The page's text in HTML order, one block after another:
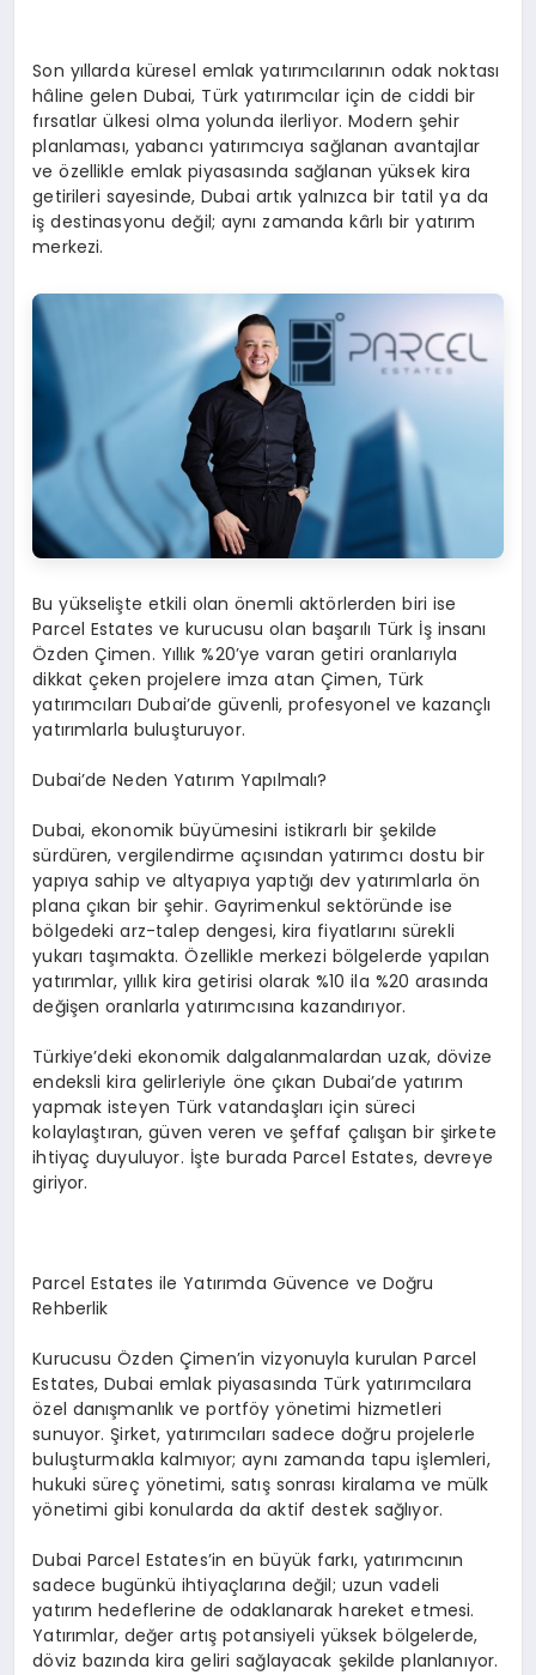
Son yıllarda küresel emlak yatırımcılarının odak noktası
hâline gelen Dubai, Türk yatırımcılar için de ciddi bir
fırsatlar ülkesi olma yolunda ilerliyor. Modern şehir
planlaması, yabancı yatırımcıya sağlanan avantajlar
ve özellikle emlak piyasasında sağlanan yüksek kira
getirileri sayesinde, Dubai artık yalnızca bir tatil ya da
iş destinasyonu değil; aynı zamanda kârlı bir yatırım
merkezi.
Bu yükselişte etkili olan önemli aktörlerden biri ise
Parcel Estates ve kurucusu olan başarılı Türk İş insanı
Özden Çimen. Yıllık %20’ye varan getiri oranlarıyla
dikkat çeken projelere imza atan Çimen, Türk
yatırımcıları Dubai’de güvenli, profesyonel ve kazançlı
yatırımlarla buluşturuyor.
Dubai’de Neden Yatırım Yapılmalı?
Dubai, ekonomik büyümesini istikrarlı bir şekilde
sürdüren, vergilendirme açısından yatırımcı dostu bir
yapıya sahip ve altyapıya yaptığı dev yatırımlarla ön
plana çıkan bir şehir. Gayrimenkul sektöründe ise
bölgedeki arz-talep dengesi, kira fiyatlarını sürekli
yukarı taşımakta. Özellikle merkezi bölgelerde yapılan
yatırımlar, yıllık kira getirisi olarak %10 ila %20 arasında
değişen oranlarla yatırımcısına kazandırıyor.
Türkiye’deki ekonomik dalgalanmalardan uzak, dövize
endeksli kira gelirleriyle öne çıkan Dubai’de yatırım
yapmak isteyen Türk vatandaşları için süreci
kolaylaştıran, güven veren ve şeffaf çalışan bir şirkete
ihtiyaç duyuluyor. İşte burada Parcel Estates, devreye
giriyor.
Parcel Estates ile Yatırımda Güvence ve Doğru
Rehberlik
Kurucusu Özden Çimen’in vizyonuyla kurulan Parcel
Estates, Dubai emlak piyasasında Türk yatırımcılara
özel danışmanlık ve portföy yönetimi hizmetleri
sunuyor. Şirket, yatırımcıları sadece doğru projelerle
buluşturmakla kalmıyor; aynı zamanda tapu işlemleri,
hukuki süreç yönetimi, satış sonrası kiralama ve mülk
yönetimi gibi konularda da aktif destek sağlıyor.
Dubai Parcel Estates’in en büyük farkı, yatırımcının
sadece bugünkü ihtiyaçlarına değil; uzun vadeli
yatırım hedeflerine de odaklanarak hareket etmesi.
Yatırımlar, değer artış potansiyeli yüksek bölgelerde,
döviz bazında kira geliri sağlayacak şekilde planlanıyor.